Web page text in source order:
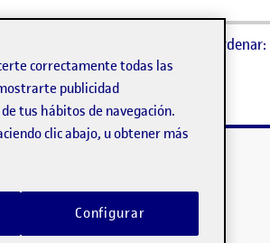
Ordenar:
correctamente todas las
publicidad
tus hábitos de navegación.
clic abajo, u obtener más
Configurar